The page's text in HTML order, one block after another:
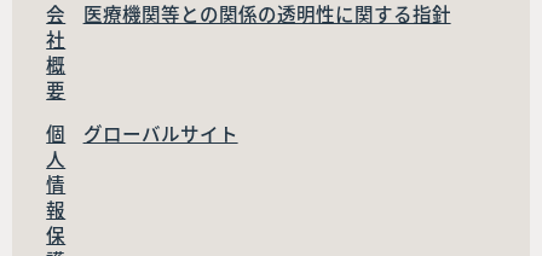
会
社
概
要
医療機関等との関係の透明性に関する指針
個
人
情
報
保
グローバルサイト